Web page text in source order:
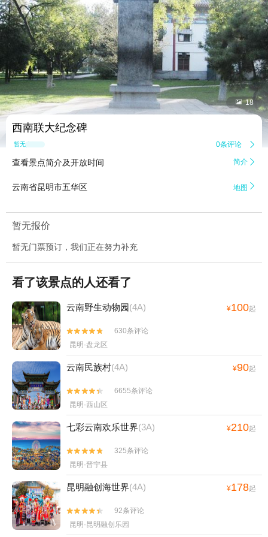
 18
西南联大纪念碑
暂无点评 0条评论 
查看景点简介及开放时间 简介 
云南省昆明市五华区 地图 
暂无报价
暂无门票预订，我们正在努力补充
看了该景点的人还看了
云南野生动物园(4A) ¥100起


630条评论
昆明·盘龙区
云南民族村(4A) ¥90起


6655条评论
昆明·西山区
七彩云南欢乐世界(3A) ¥210起


325条评论
昆明·晋宁县
昆明融创海世界(4A) ¥178起


92条评论
昆明·昆明融创乐园
